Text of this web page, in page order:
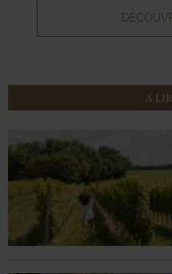
A